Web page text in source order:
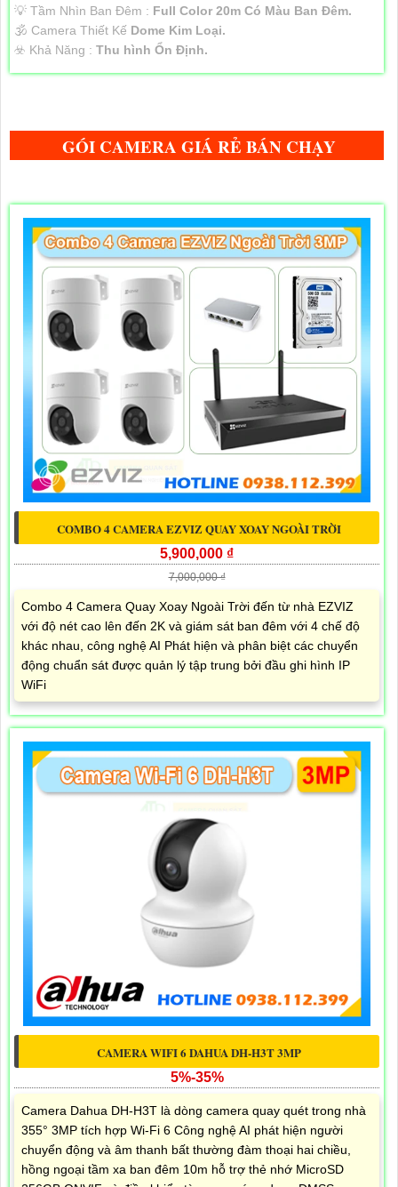
💡 Tầm Nhìn Ban Đêm : Full Color 20m Có Màu Ban Đêm.
🕉️ Camera Thiết Kế Dome Kim Loại.
️☣️ Khả Năng : Thu hình Ổn Định.
GÓI CAMERA GIÁ RẺ BÁN CHẠY
COMBO 4 CAMERA EZVIZ QUAY XOAY NGOÀI TRỜI
5,900,000 ₫
7,000,000 ₫
Combo 4 Camera Quay Xoay Ngoài Trời đến từ nhà EZVIZ
với độ nét cao lên đến 2K và giám sát ban đêm với 4 chế độ
khác nhau, công nghệ AI Phát hiện và phân biệt các chuyển
động chuẩn sát được quản lý tập trung bởi đầu ghi hình IP
WiFi
CAMERA WIFI 6 DAHUA DH-H3T 3MP
5%-35%
Camera Dahua DH-H3T là dòng camera quay quét trong nhà
355° 3MP tích hợp Wi-Fi 6 Công nghệ AI phát hiện người
chuyển động và âm thanh bất thường đàm thoại hai chiều,
hồng ngoại tầm xa ban đêm 10m hỗ trợ thẻ nhớ MicroSD